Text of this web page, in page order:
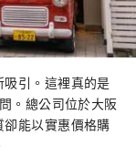
引。這裡真的是
。總公司位於大阪
能以實惠價格購